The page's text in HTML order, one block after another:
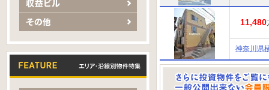
11,480
神奈川県